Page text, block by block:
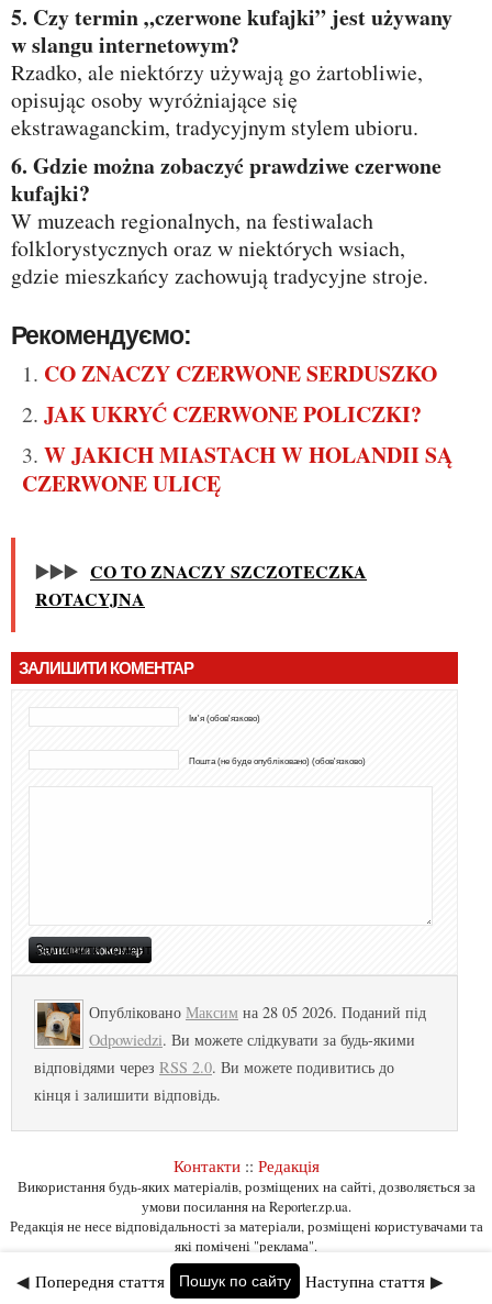
5. Czy termin „czerwone kufajki” jest używany
w slangu internetowym?
Rzadko, ale niektórzy używają go żartobliwie,
opisując osoby wyróżniające się
ekstrawaganckim, tradycyjnym stylem ubioru.
6. Gdzie można zobaczyć prawdziwe czerwone
kufajki?
W muzeach regionalnych, na festiwalach
folklorystycznych oraz w niektórych wsiach,
gdzie mieszkańcy zachowują tradycyjne stroje.
Рекомендуємо:
CO ZNACZY CZERWONE SERDUSZKO
JAK UKRYĆ CZERWONE POLICZKI?
W JAKICH MIASTACH W HOLANDII SĄ
CZERWONE ULICĘ
▶️▶️▶️ CO TO ZNACZY SZCZOTECZKA
ROTACYJNA
ЗАЛИШИТИ КОМЕНТАР
Ім'я (обов'язково)
Пошта (не буде опубліковано) (обов'язково)
Опубліковано Максим на 28 05 2026. Поданий під
Odpowiedzi. Ви можете слідкувати за будь-якими
відповідями через RSS 2.0. Ви можете подивитись до
кінця і залишити відповідь.
◀ Попередня стаття Пошук по сайту Наступна стаття ▶
Контакти:: Редакція
Використання будь-яких матеріалів, розміщених на сайті, дозволяється за
умови посилання на Reporter.zp.ua.
Редакція не несе відповідальності за матеріали, розміщені користувачами та
які помічені "реклама".
Сантехнік Умань